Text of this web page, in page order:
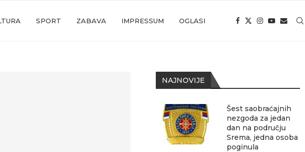
SPORT ZABAVA IMPRESSUM OGLASI
NAJNOVIJE
Šest saobraćajnih
nezgoda za jedan
dan na području
Srema, jedna osoba
poginula